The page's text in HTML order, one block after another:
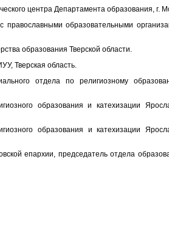
центра Департамента образования, г.
православными образовательными
образования Тверской области.
Тверская область.
отдела по религиозному
образования и катехизации
образования и катехизации
епархии, председатель отдела